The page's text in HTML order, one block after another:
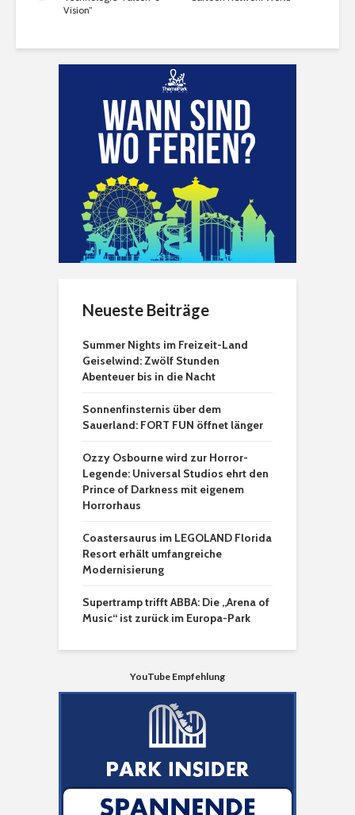
Vision”
Neueste Beiträge
Summer Nights im Freizeit-Land
Geiselwind: Zwölf Stunden
Abenteuer bis in die Nacht
Sonnenfinsternis über dem
Sauerland: FORT FUN öffnet länger
Ozzy Osbourne wird zur Horror-
Legende: Universal Studios ehrt den
Prince of Darkness mit eigenem
Horrorhaus
Coastersaurus im LEGOLAND Florida
Resort erhält umfangreiche
Modernisierung
Supertramp trifft ABBA: Die „Arena of
Music“ ist zurück im Europa-Park
YouTube Empfehlung